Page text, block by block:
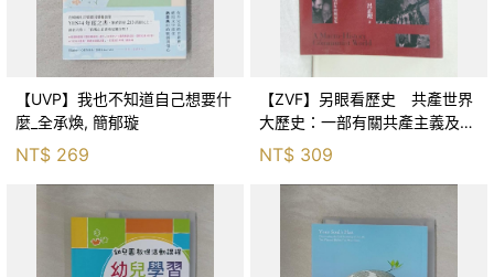
【UVP】我也不知道自己想要什
麼_全承煥, 簡郁璇
NT$ 269
【ZVF】另眼看歷史 共產世界
大歷史：一部有關共產主義及共
產黨兩百年的興衰史_呂正理
NT$ 309